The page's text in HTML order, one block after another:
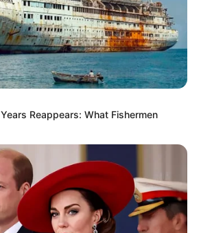
Reappears: What Fishermen